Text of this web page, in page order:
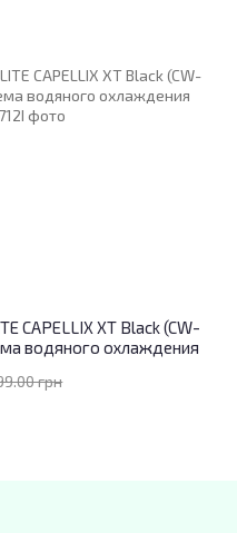
CAPELLIX XT Black (CW-
водяного охлаждения
грн